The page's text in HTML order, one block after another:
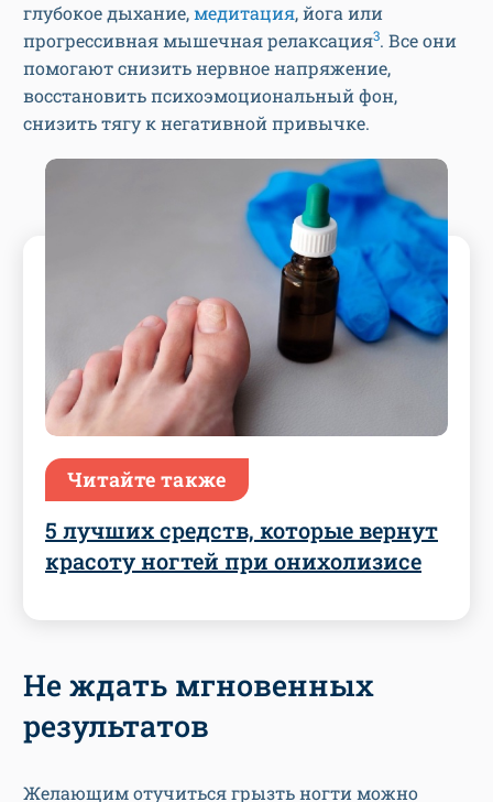
глубокое дыхание,медитация, йога или
прогрессивная мышечная релаксация3. Все они
помогают снизить нервное напряжение,
восстановить психоэмоциональный фон,
снизить тягу к негативной привычке.
Читайте также
5 лучших средств, которые вернут
красоту ногтей при онихолизисе
Не ждать мгновенных
результатов
Желающим отучиться грызть ногти можно